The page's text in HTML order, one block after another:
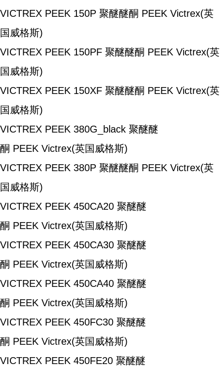
VICTREX PEEK 150P 聚醚醚酮 PEEK Victrex(英
国威格斯)
VICTREX PEEK 150PF 聚醚醚酮 PEEK Victrex(英
国威格斯)
VICTREX PEEK 150XF 聚醚醚酮 PEEK Victrex(英
国威格斯)
VICTREX PEEK 380G_black 聚醚醚
酮 PEEK Victrex(英国威格斯)
VICTREX PEEK 380P 聚醚醚酮 PEEK Victrex(英
国威格斯)
VICTREX PEEK 450CA20 聚醚醚
酮 PEEK Victrex(英国威格斯)
VICTREX PEEK 450CA30 聚醚醚
酮 PEEK Victrex(英国威格斯)
VICTREX PEEK 450CA40 聚醚醚
酮 PEEK Victrex(英国威格斯)
VICTREX PEEK 450FC30 聚醚醚
酮 PEEK Victrex(英国威格斯)
VICTREX PEEK 450FE20 聚醚醚